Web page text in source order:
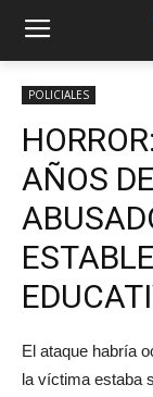
POLICIALES
AÑOS
El ataque habría
la víctima estaba